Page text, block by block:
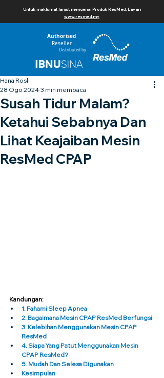
Untuk maklumat lanjut mengenai Produk ResMed, Layari
www.resmed.my
Authorised
Reseller
Distributed by
Susah Tidur Malam?
Ketahui Sebabnya Dan
Lihat Keajaiban Mesin
ResMed CPAP
Hana Rosli
28 Ogo 2024 3 min membaca
Kandungan:
1. Fahami Sleep Apnea
2. Bagaimana Mesin CPAP ResMed Berfungsi
3. Kelebihan Menggunakan Mesin CPAP
ResMed
4. Siapa Yang Patut Menggunakan Mesin
CPAP ResMed?
5. Mudah Dan Selesa Digunakan
Kesimpulan